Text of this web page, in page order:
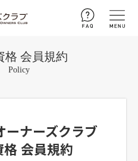
ログイン
格 会員規約
Policy
ーナーズクラブ
格 会員規約